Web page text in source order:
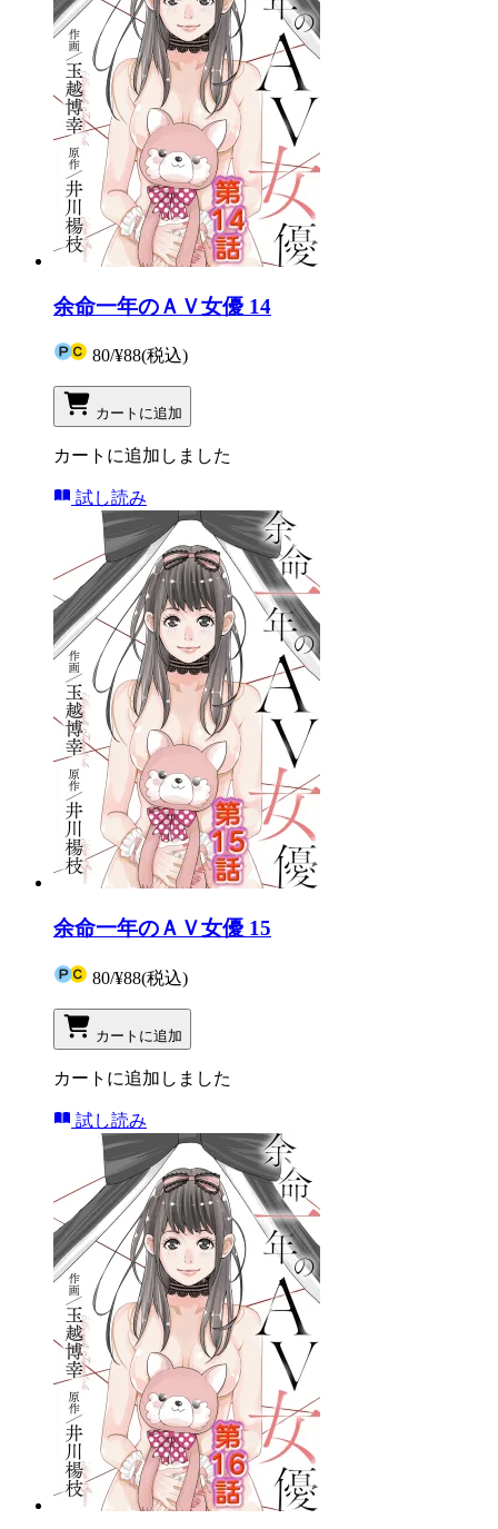
余命一年のＡＶ女優 14
80/¥88(税込)
カートに追加
カートに追加しました
試し読み
余命一年のＡＶ女優 15
80/¥88(税込)
カートに追加
カートに追加しました
試し読み